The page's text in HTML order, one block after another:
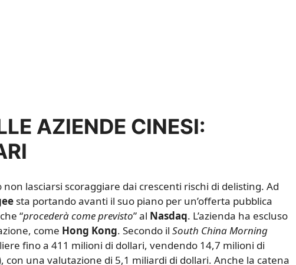
AZIENDE CINESI:
lasciarsi scoraggiare dai crescenti rischi di delisting. Ad
sta portando avanti il suo piano per un’offerta pubblica
“procederà come previsto” al Nasdaq. L’azienda ha escluso
come Hong Kong. Secondo il South China Morning
fino a 411 milioni di dollari, vendendo 14,7 milioni di
con una valutazione di 5,1 miliardi di dollari. Anche la catena